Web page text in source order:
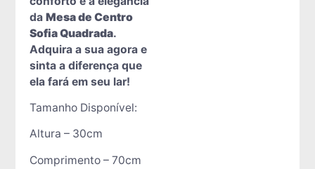
da Mesa de Centro
Sofia Quadrada.
Adquira a sua agora e
sinta a diferença que
ela fará em seu lar!
Tamanho Disponível:
Altura – 30cm
Comprimento – 70cm